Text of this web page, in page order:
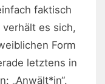
faktisch
es sich,
Form
letztens in
„Anwält*in“.